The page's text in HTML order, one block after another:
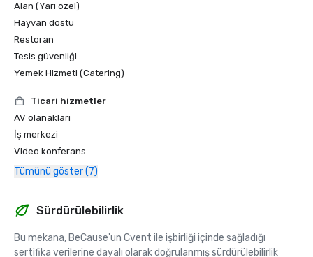
Alan (Yarı özel)
Hayvan dostu
Restoran
Tesis güvenliği
Yemek Hizmeti (Catering)
Ticari hizmetler
AV olanakları
İş merkezi
Video konferans
Tümünü göster (7)
Sürdürülebilirlik
Bu mekana, BeCause'un Cvent ile işbirliği içinde sağladığı
sertifika verilerine dayalı olarak doğrulanmış sürdürülebilirlik